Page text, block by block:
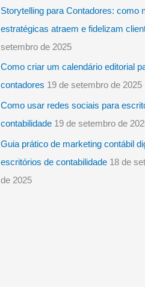
Storytelling para Contadores: como
estratégicas atraem e fidelizam
setembro de 2025
Como criar um calendário editorial
contadores 19 de setembro de 2025
Como usar redes sociais para
contabilidade 19 de setembro de
Guia prático de marketing contábil
escritórios de contabilidade 18 de
de 2025